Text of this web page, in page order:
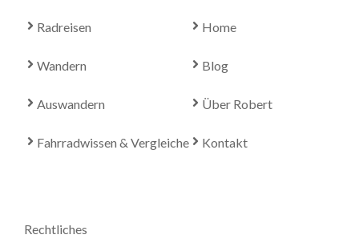
Radreisen
Wandern
Auswandern
Fahrradwissen & Vergleiche
Home
Blog
Über Robert
Kontakt
Rechtliches